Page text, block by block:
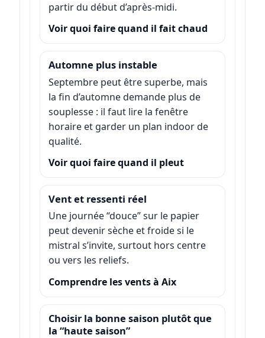
partir du début d’après-midi.
Voir quoi faire quand il fait chaud
Automne plus instable
Septembre peut être superbe, mais
la fin d’automne demande plus de
souplesse : il faut lire la fenêtre
horaire et garder un plan indoor de
qualité.
Voir quoi faire quand il pleut
Vent et ressenti réel
Une journée “douce” sur le papier
peut devenir sèche et froide si le
mistral s’invite, surtout hors centre
ou vers les reliefs.
Comprendre les vents à Aix
Choisir la bonne saison plutôt que
la “haute saison”